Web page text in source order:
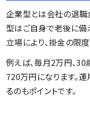
企業型とは会社の退職
型はご自身で老後に備
立場により、掛金の限
例えば、毎月2万円、
720万円になります。
るのもポイントです。